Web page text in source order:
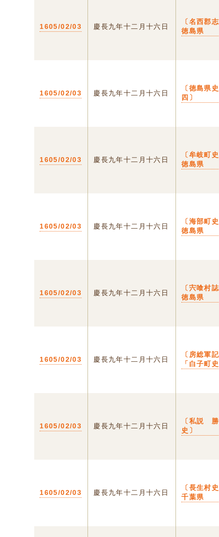
1605/02/03 慶長九年十二月十六日
〔名西郡
徳島県
1605/02/03 慶長九年十二月十六日
〔徳島
四〕
1605/02/03 慶長九年十二月十六日
〔牟岐町
徳島県
1605/02/03 慶長九年十二月十六日
〔海部町
徳島県
1605/02/03 慶長九年十二月十六日
〔宍喰村
徳島県
1605/02/03 慶長九年十二月十六日
〔房総軍
「白子町
1605/02/03 慶長九年十二月十六日
〔私説
史〕
1605/02/03 慶長九年十二月十六日
〔長生村
千葉県